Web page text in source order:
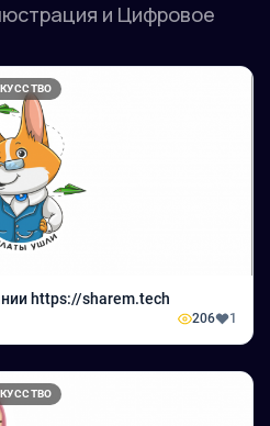
и Цифровое
https://sharem.tech
206 1